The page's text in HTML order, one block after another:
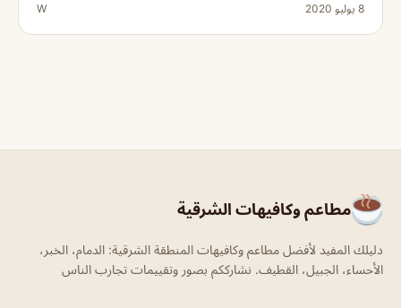
8 يوليو 2020 W
مطاعم وكافيهات الشرقية
دليلك المفيد لأفضل مطاعم وكافيهات المنطقة الشرقية: الدمام، الخبر،
الأحساء، الجبيل، القطيف. نشارككم بصور وتقييمات تجارب الناس